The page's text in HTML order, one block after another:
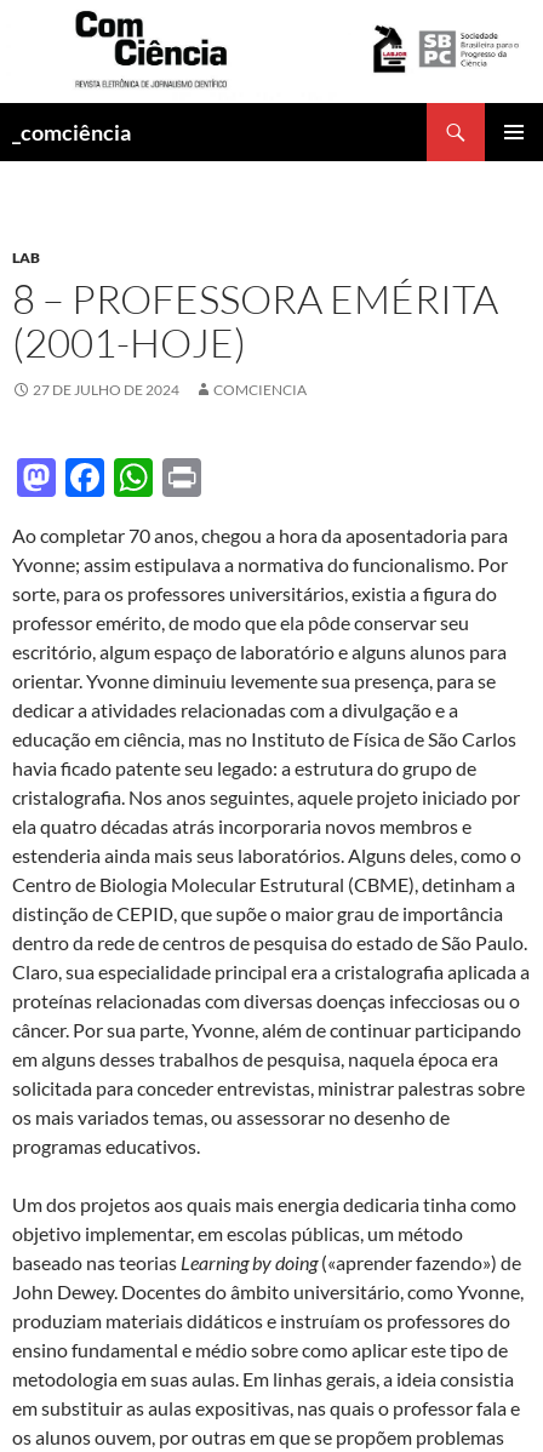
_comciência
LAB
8 – PROFESSORA EMÉRITA
(2001-HOJE)
27 DE JULHO DE 2024 COMCIENCIA
M
to
d
o
n
F
e
b
o
o
k
W
at
s
A
p
p
nt
Ao completar 70 anos, chegou a hora da aposentadoria para
Yvonne; assim estipulava a normativa do funcionalismo. Por
sorte, para os professores universitários, existia a figura do
professor emérito, de modo que ela pôde conservar seu
escritório, algum espaço de laboratório e alguns alunos para
orientar. Yvonne diminuiu levemente sua presença, para se
dedicar a atividades relacionadas com a divulgação e a
educação em ciência, mas no Instituto de Física de São Carlos
havia ficado patente seu legado: a estrutura do grupo de
cristalografia. Nos anos seguintes, aquele projeto iniciado por
ela quatro décadas atrás incorporaria novos membros e
estenderia ainda mais seus laboratórios. Alguns deles, como o
Centro de Biologia Molecular Estrutural (CBME), detinham a
distinção de CEPID, que supõe o maior grau de importância
dentro da rede de centros de pesquisa do estado de São Paulo.
Claro, sua especialidade principal era a cristalografia aplicada a
proteínas relacionadas com diversas doenças infecciosas ou o
câncer. Por sua parte, Yvonne, além de continuar participando
em alguns desses trabalhos de pesquisa, naquela época era
solicitada para conceder entrevistas, ministrar palestras sobre
os mais variados temas, ou assessorar no desenho de
programas educativos.
Um dos projetos aos quais mais energia dedicaria tinha como
objetivo implementar, em escolas públicas, um método
baseado nas teorias Learning by doing(«aprender fazendo») de
John Dewey. Docentes do âmbito universitário, como Yvonne,
produziam materiais didáticos e instruíam os professores do
ensino fundamental e médio sobre como aplicar este tipo de
metodologia em suas aulas. Em linhas gerais, a ideia consistia
em substituir as aulas expositivas, nas quais o professor fala e
os alunos ouvem, por outras em que se propõem problemas